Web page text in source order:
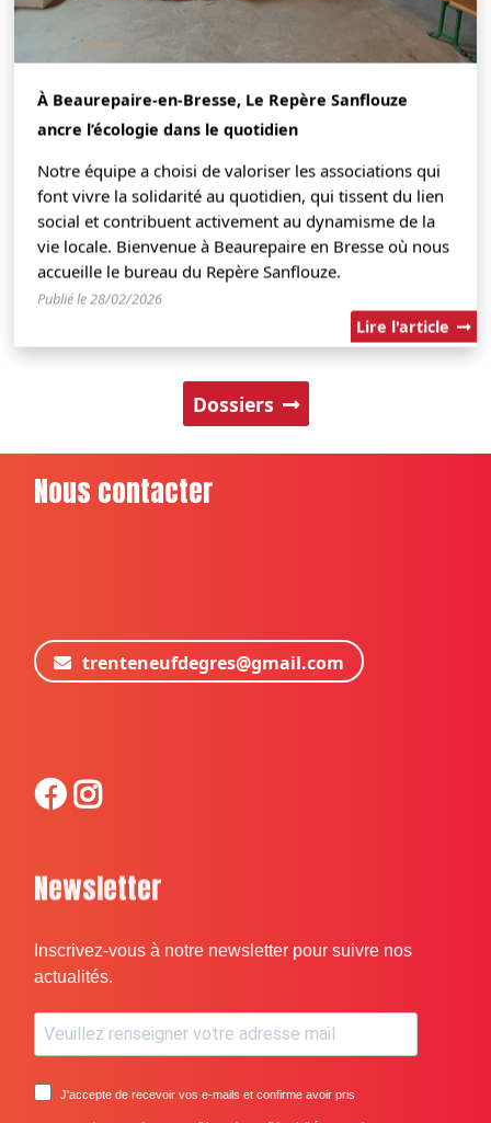
À Beaurepaire-en-Bresse, Le Repère Sanflouze
ancre l’écologie dans le quotidien
Notre équipe a choisi de valoriser les associations qui
font vivre la solidarité au quotidien, qui tissent du lien
social et contribuent activement au dynamisme de la
vie locale. Bienvenue à Beaurepaire en Bresse où nous
accueille le bureau du Repère Sanflouze.
Publié le 28/02/2026
Lire l'article
Dossiers
Nous contacter
trenteneufdegres@gmail.com
Newsletter
Inscrivez-vous à notre newsletter pour suivre nos
actualités.
J'accepte de recevoir vos e-mails et confirme avoir pris